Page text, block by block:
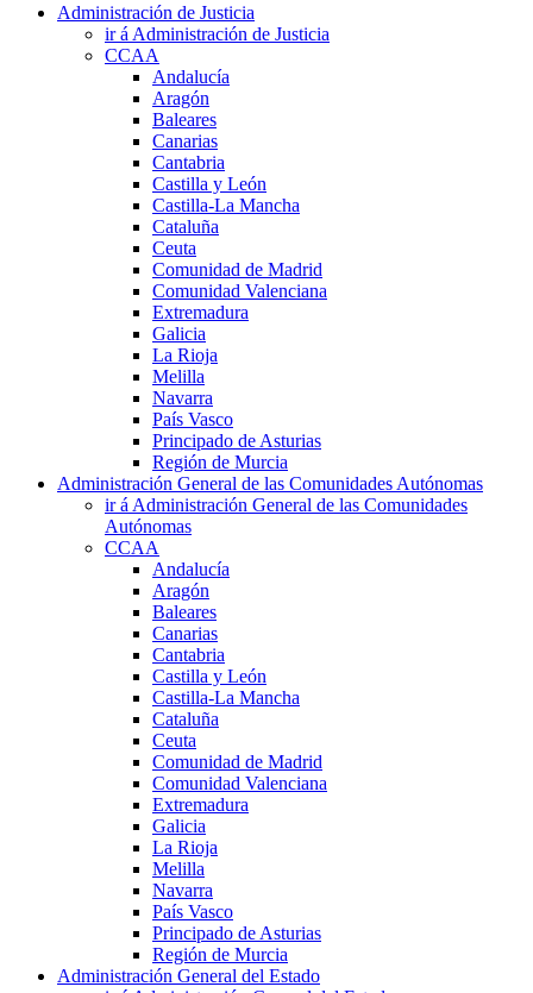
Administración de Justicia
ir á Administración de Justicia
CCAA
Andalucía
Aragón
Baleares
Canarias
Cantabria
Castilla y León
Castilla-La Mancha
Cataluña
Ceuta
Comunidad de Madrid
Comunidad Valenciana
Extremadura
Galicia
La Rioja
Melilla
Navarra
País Vasco
Principado de Asturias
Región de Murcia
Administración General de las Comunidades Autónomas
ir á Administración General de las Comunidades
Autónomas
CCAA
Andalucía
Aragón
Baleares
Canarias
Cantabria
Castilla y León
Castilla-La Mancha
Cataluña
Ceuta
Comunidad de Madrid
Comunidad Valenciana
Extremadura
Galicia
La Rioja
Melilla
Navarra
País Vasco
Principado de Asturias
Región de Murcia
Administración General del Estado